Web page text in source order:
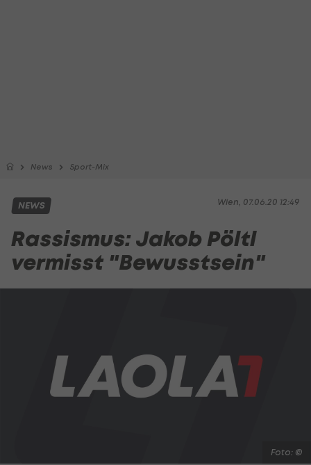
News Sport-Mix
Wien, 07.06.20 12:49
NEWS
Rassismus: Jakob Pöltl
vermisst "Bewusstsein"
Foto: ©